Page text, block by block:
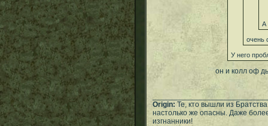
А
очень
У него
он и колл оф
Origin: Те, кто вышли из
настолько же опасны. Даже
изгнанники!